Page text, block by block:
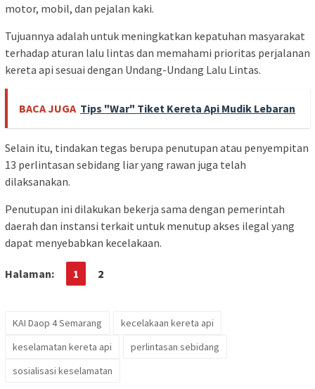
motor, mobil, dan pejalan kaki.
Tujuannya adalah untuk meningkatkan kepatuhan masyarakat
terhadap aturan lalu lintas dan memahami prioritas perjalanan
kereta api sesuai dengan Undang-Undang Lalu Lintas.
BACA JUGA Tips "War" Tiket Kereta Api Mudik Lebaran
Selain itu, tindakan tegas berupa penutupan atau penyempitan
13 perlintasan sebidang liar yang rawan juga telah
dilaksanakan.
Penutupan ini dilakukan bekerja sama dengan pemerintah
daerah dan instansi terkait untuk menutup akses ilegal yang
dapat menyebabkan kecelakaan.
Halaman: 1 2
KAI Daop 4 Semarang
kecelakaan kereta api
keselamatan kereta api
perlintasan sebidang
sosialisasi keselamatan